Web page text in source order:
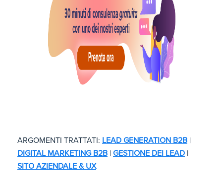
ARGOMENTI TRATTATI: LEAD GENERATION B2B |
DIGITAL MARKETING B2B | GESTIONE DEI LEAD |
SITO AZIENDALE & UX